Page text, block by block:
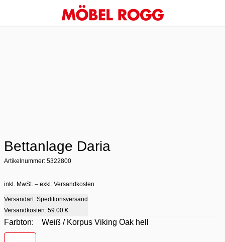
Bettanlage Daria
Artikelnummer: 5322800
inkl. MwSt. – exkl. Versandkosten
Versandart: Speditionsversand
Versandkosten: 59.00 €
Farbton:
Weiß / Korpus Viking Oak hell